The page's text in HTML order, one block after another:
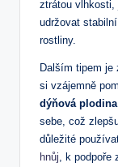
ztrátou vlhkosti,
udržovat
rostliny.
Dalším tipem je
si vzájemně
dýňová plodina
sebe, což
důležité
hnůj , k